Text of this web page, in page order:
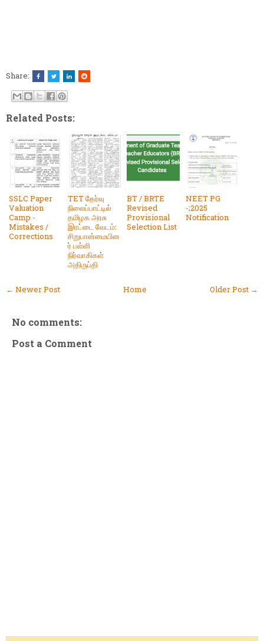
Share:
Related Posts:
SSLC Paper
Valuation
Camp -
Mistakes /
Corrections
TET தேர்வு
நிலைப்பாட்டில்
தமிழக அரசு
இரட்டை வேடம்:
சிறுபான்மையின
ர் பள்ளி
நிர்வாகிகள்
அதிருப்தி
BT / BRTE
Revised
Provisional
Selection List
NEET PG
-;2025
Notification
← Newer Post Older Post →
Home
No comments:
Post a Comment